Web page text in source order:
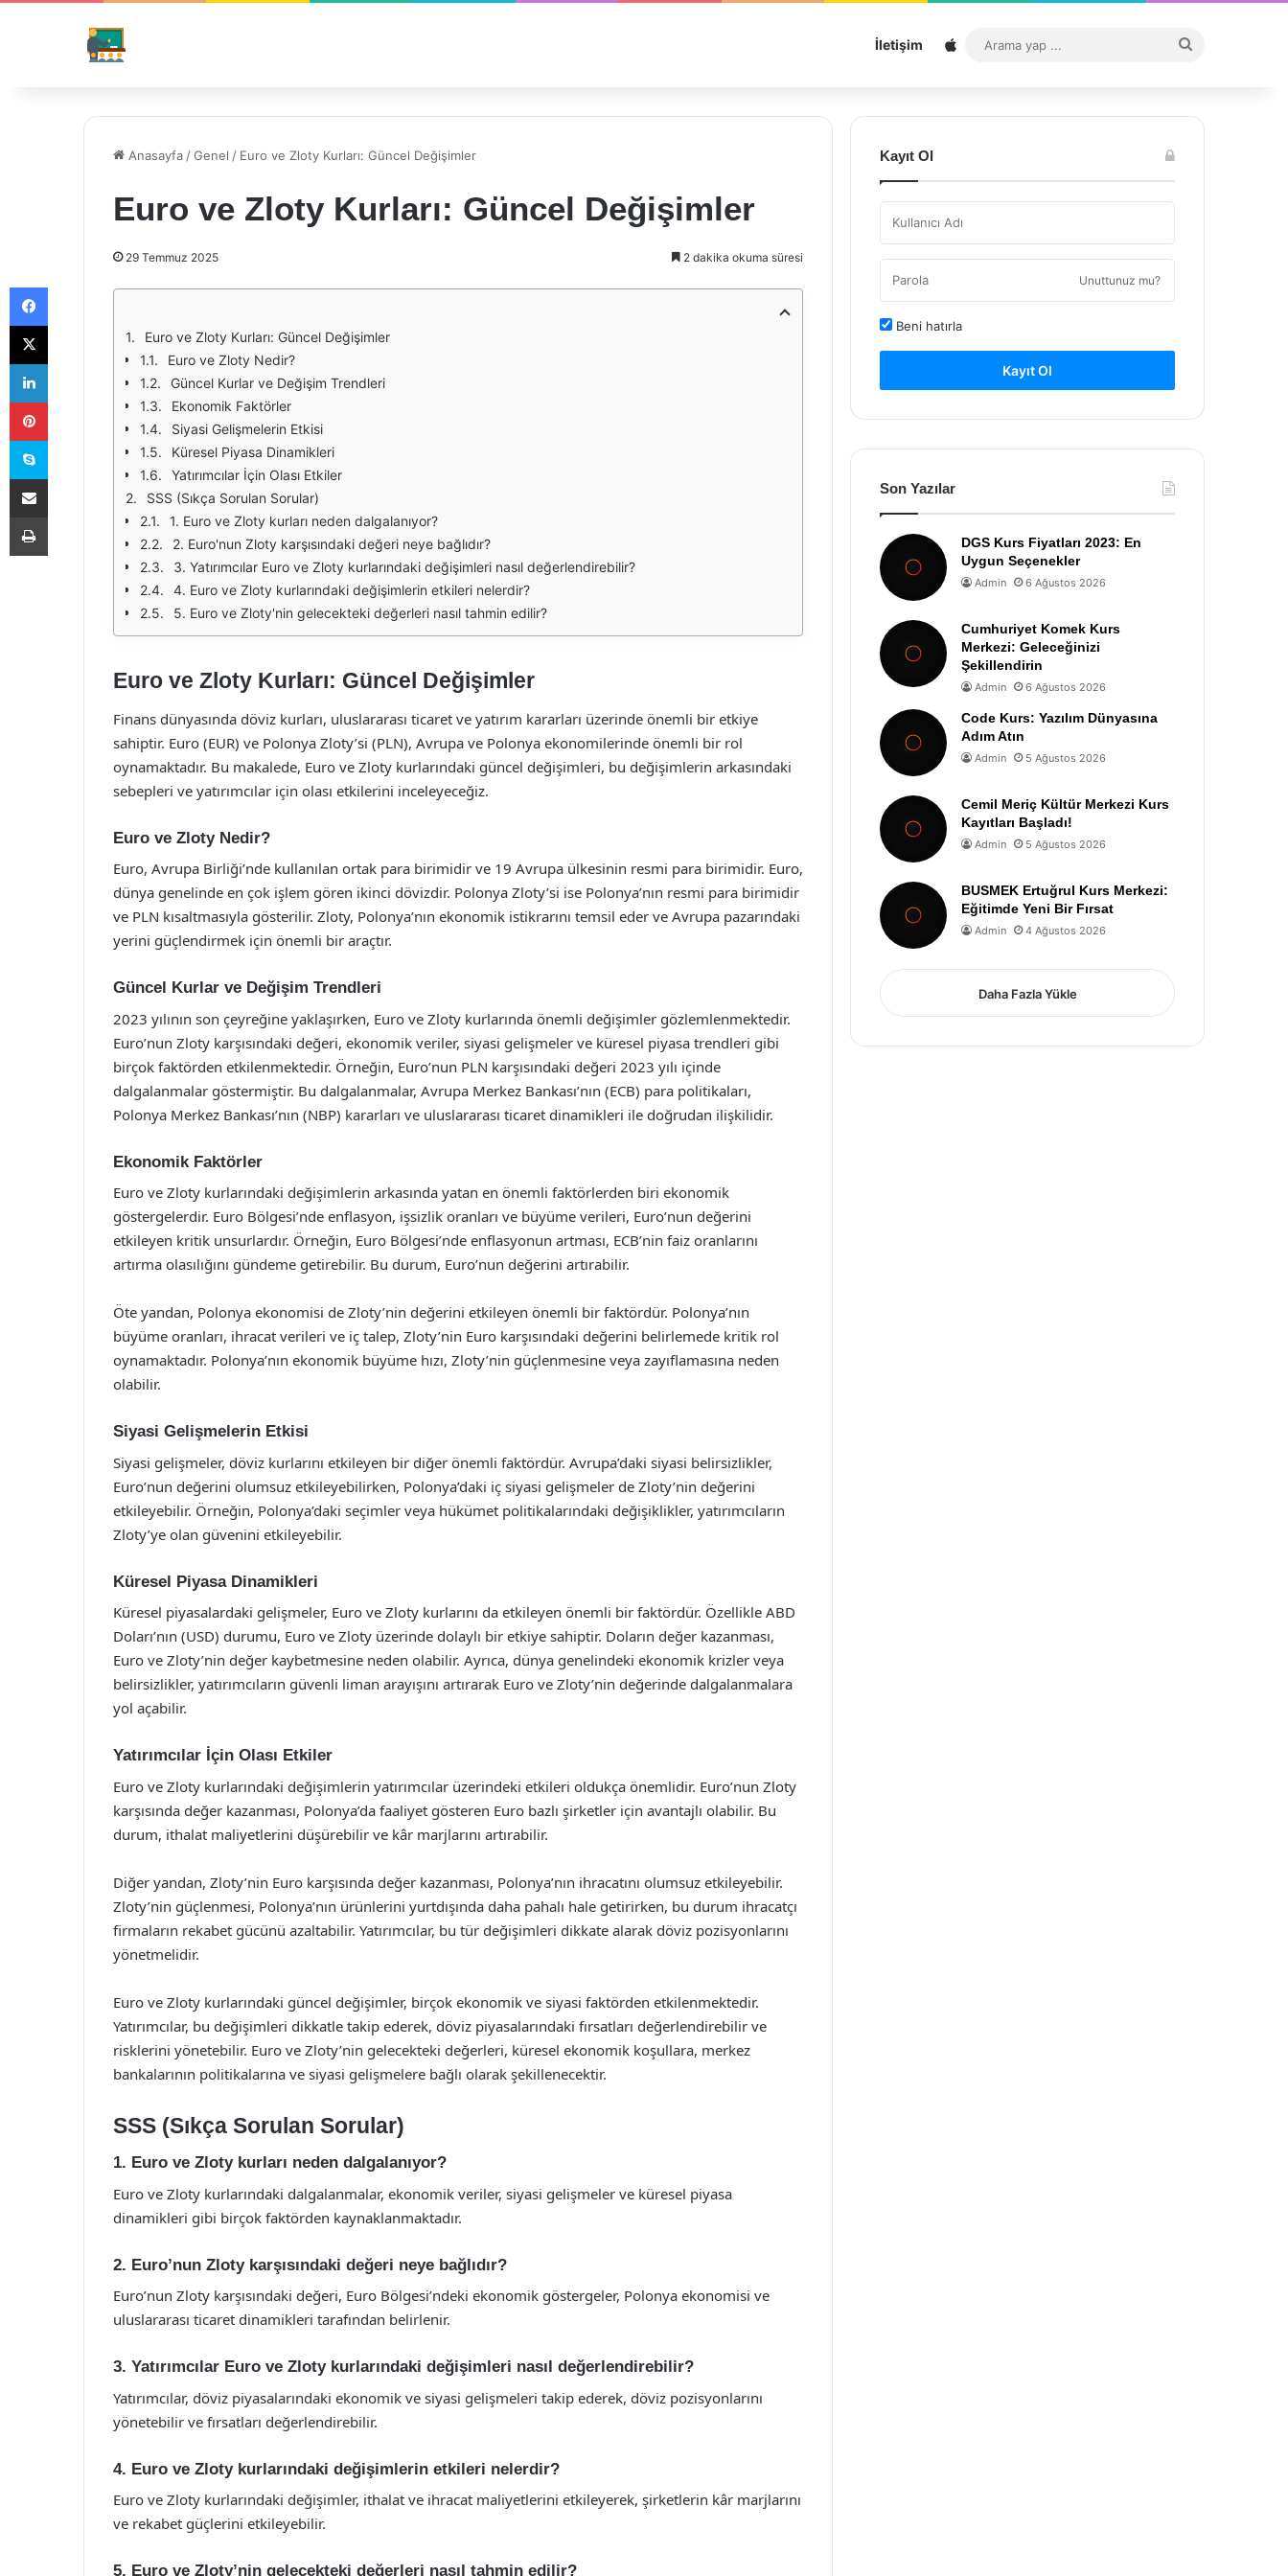
İletişim Sitemap
...
Anasayfa /Genel / Euro ve Zloty Kurları: Güncel Değişimler
Euro ve Zloty Kurları: Güncel Değişimler
29 Temmuz 2025 2 dakika okuma süresi
Euro ve Zloty Kurları: Güncel Değişimler
Euro ve Zloty Nedir?
Güncel Kurlar ve Değişim Trendleri
Ekonomik Faktörler
Siyasi Gelişmelerin Etkisi
Küresel Piyasa Dinamikleri
Yatırımcılar İçin Olası Etkiler
SSS (Sıkça Sorulan Sorular)
1. Euro ve Zloty kurları neden dalgalanıyor?
2. Euro'nun Zloty karşısındaki değeri neye bağlıdır?
3. Yatırımcılar Euro ve Zloty kurlarındaki değişimleri nasıl değerlendirebilir?
4. Euro ve Zloty kurlarındaki değişimlerin etkileri nelerdir?
5. Euro ve Zloty'nin gelecekteki değerleri nasıl tahmin edilir?
Euro ve Zloty Kurları: Güncel Değişimler
Finans dünyasında döviz kurları, uluslararası ticaret ve yatırım kararları üzerinde önemli bir etkiye
sahiptir. Euro (EUR) ve Polonya Zloty’si (PLN), Avrupa ve Polonya ekonomilerinde önemli bir rol
oynamaktadır. Bu makalede, Euro ve Zloty kurlarındaki güncel değişimleri, bu değişimlerin arkasındaki
sebepleri ve yatırımcılar için olası etkilerini inceleyeceğiz.
Euro ve Zloty Nedir?
Euro, Avrupa Birliği’nde kullanılan ortak para birimidir ve 19 Avrupa ülkesinin resmi para birimidir. Euro,
dünya genelinde en çok işlem gören ikinci dövizdir. Polonya Zloty’si ise Polonya’nın resmi para birimidir
ve PLN kısaltmasıyla gösterilir. Zloty, Polonya’nın ekonomik istikrarını temsil eder ve Avrupa pazarındaki
yerini güçlendirmek için önemli bir araçtır.
Güncel Kurlar ve Değişim Trendleri
2023 yılının son çeyreğine yaklaşırken, Euro ve Zloty kurlarında önemli değişimler gözlemlenmektedir.
Euro’nun Zloty karşısındaki değeri, ekonomik veriler, siyasi gelişmeler ve küresel piyasa trendleri gibi
birçok faktörden etkilenmektedir. Örneğin, Euro’nun PLN karşısındaki değeri 2023 yılı içinde
dalgalanmalar göstermiştir. Bu dalgalanmalar, Avrupa Merkez Bankası’nın (ECB) para politikaları,
Polonya Merkez Bankası’nın (NBP) kararları ve uluslararası ticaret dinamikleri ile doğrudan ilişkilidir.
Ekonomik Faktörler
Euro ve Zloty kurlarındaki değişimlerin arkasında yatan en önemli faktörlerden biri ekonomik
göstergelerdir. Euro Bölgesi’nde enflasyon, işsizlik oranları ve büyüme verileri, Euro’nun değerini
etkileyen kritik unsurlardır. Örneğin, Euro Bölgesi’nde enflasyonun artması, ECB’nin faiz oranlarını
artırma olasılığını gündeme getirebilir. Bu durum, Euro’nun değerini artırabilir.
Öte yandan, Polonya ekonomisi de Zloty’nin değerini etkileyen önemli bir faktördür. Polonya’nın
büyüme oranları, ihracat verileri ve iç talep, Zloty’nin Euro karşısındaki değerini belirlemede kritik rol
oynamaktadır. Polonya’nın ekonomik büyüme hızı, Zloty’nin güçlenmesine veya zayıflamasına neden
olabilir.
Siyasi Gelişmelerin Etkisi
Siyasi gelişmeler, döviz kurlarını etkileyen bir diğer önemli faktördür. Avrupa’daki siyasi belirsizlikler,
Euro’nun değerini olumsuz etkileyebilirken, Polonya’daki iç siyasi gelişmeler de Zloty’nin değerini
etkileyebilir. Örneğin, Polonya’daki seçimler veya hükümet politikalarındaki değişiklikler, yatırımcıların
Zloty’ye olan güvenini etkileyebilir.
Küresel Piyasa Dinamikleri
Küresel piyasalardaki gelişmeler, Euro ve Zloty kurlarını da etkileyen önemli bir faktördür. Özellikle ABD
Doları’nın (USD) durumu, Euro ve Zloty üzerinde dolaylı bir etkiye sahiptir. Doların değer kazanması,
Euro ve Zloty’nin değer kaybetmesine neden olabilir. Ayrıca, dünya genelindeki ekonomik krizler veya
belirsizlikler, yatırımcıların güvenli liman arayışını artırarak Euro ve Zloty’nin değerinde dalgalanmalara
yol açabilir.
Yatırımcılar İçin Olası Etkiler
Euro ve Zloty kurlarındaki değişimlerin yatırımcılar üzerindeki etkileri oldukça önemlidir. Euro’nun Zloty
karşısında değer kazanması, Polonya’da faaliyet gösteren Euro bazlı şirketler için avantajlı olabilir. Bu
durum, ithalat maliyetlerini düşürebilir ve kâr marjlarını artırabilir.
Diğer yandan, Zloty’nin Euro karşısında değer kazanması, Polonya’nın ihracatını olumsuz etkileyebilir.
Zloty’nin güçlenmesi, Polonya’nın ürünlerini yurtdışında daha pahalı hale getirirken, bu durum ihracatçı
firmaların rekabet gücünü azaltabilir. Yatırımcılar, bu tür değişimleri dikkate alarak döviz pozisyonlarını
yönetmelidir.
Euro ve Zloty kurlarındaki güncel değişimler, birçok ekonomik ve siyasi faktörden etkilenmektedir.
Yatırımcılar, bu değişimleri dikkatle takip ederek, döviz piyasalarındaki fırsatları değerlendirebilir ve
risklerini yönetebilir. Euro ve Zloty’nin gelecekteki değerleri, küresel ekonomik koşullara, merkez
bankalarının politikalarına ve siyasi gelişmelere bağlı olarak şekillenecektir.
SSS (Sıkça Sorulan Sorular)
1. Euro ve Zloty kurları neden dalgalanıyor?
Euro ve Zloty kurlarındaki dalgalanmalar, ekonomik veriler, siyasi gelişmeler ve küresel piyasa
dinamikleri gibi birçok faktörden kaynaklanmaktadır.
2. Euro’nun Zloty karşısındaki değeri neye bağlıdır?
Euro’nun Zloty karşısındaki değeri, Euro Bölgesi’ndeki ekonomik göstergeler, Polonya ekonomisi ve
uluslararası ticaret dinamikleri tarafından belirlenir.
3. Yatırımcılar Euro ve Zloty kurlarındaki değişimleri nasıl değerlendirebilir?
Yatırımcılar, döviz piyasalarındaki ekonomik ve siyasi gelişmeleri takip ederek, döviz pozisyonlarını
yönetebilir ve fırsatları değerlendirebilir.
4. Euro ve Zloty kurlarındaki değişimlerin etkileri nelerdir?
Euro ve Zloty kurlarındaki değişimler, ithalat ve ihracat maliyetlerini etkileyerek, şirketlerin kâr marjlarını
ve rekabet güçlerini etkileyebilir.
5. Euro ve Zloty’nin gelecekteki değerleri nasıl tahmin edilir?
Kayıt Ol
Unuttunuz mu?
Beni hatırla
Kayıt Ol
Son Yazılar
DGS Kurs Fiyatları 2023: En
Uygun Seçenekler
Admin 6 Ağustos 2026
Cumhuriyet Komek Kurs
Merkezi: Geleceğinizi
Şekillendirin
Admin 6 Ağustos 2026
Code Kurs: Yazılım Dünyasına
Adım Atın
Admin 5 Ağustos 2026
Cemil Meriç Kültür Merkezi Kurs
Kayıtları Başladı!
Admin 5 Ağustos 2026
BUSMEK Ertuğrul Kurs Merkezi:
Eğitimde Yeni Bir Fırsat
Admin 4 Ağustos 2026
Daha Fazla Yükle
Facebook
X
LinkedIn
Pinterest
Skype
E-Posta ile paylaş